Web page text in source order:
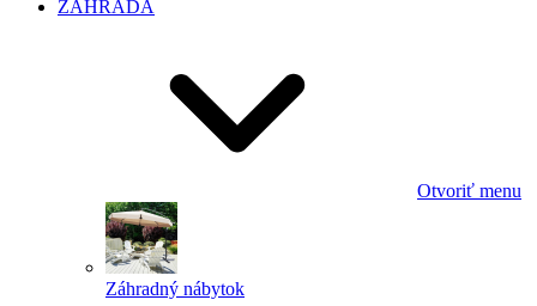
ZÁHRADA
Otvoriť menu
Záhradný nábytok